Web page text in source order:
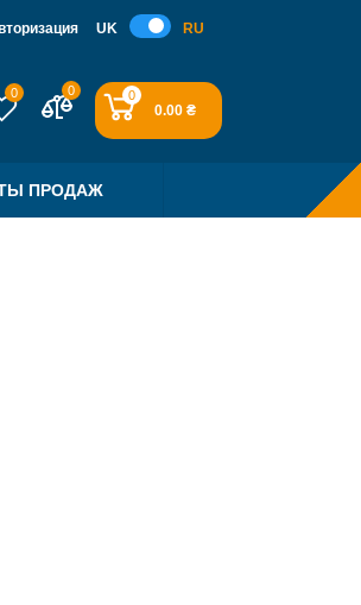
UK RU
0 0 0
0.00 ₴
ПРОДАЖ